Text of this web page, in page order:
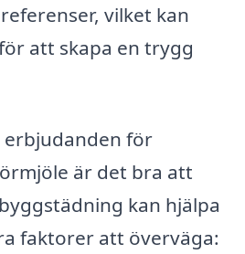
vilket kan
att skapa en trygg
för
är det bra att
kan hjälpa
faktorer att överväga: